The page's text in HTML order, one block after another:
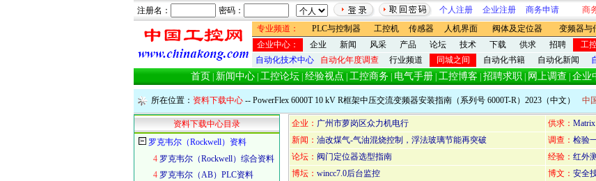
注册名： 密码： 个人注册 企业注册 商务申请 商
专业频道：
PLC与控制器 工控机 传感器 人机界面 阀体及定位器 变频器与
企业中心：
企业 新闻 风采 产品 论坛 技术 下载 供求 招聘 工
自动化技术中心
自动化年度调查 行业频道 同城之间 自动化书籍 自动化新闻
首页 新闻中心 工控论坛 经验视点 工控商务 电气手册 工控博客 招聘求职 网上调查 企业
所在位置： 资料下载中心 -- PowerFlex 6000T 10 kV R框架中压交流变频器安装指南（系列号 6000T-R）2023（中文） 中
资料下载中心目录
罗克韦尔（Rockwell）资料
4 罗克韦尔（Rockwell）综合资料
4 罗克韦尔（AB）PLC资料
企业： 广州市萝岗区众力机电行 供求：
新闻： 油改煤气-气油混烧控制，浮法玻璃节能再突破 调查： 检验
论坛： 阀门定位器选型指南 经验： 红外
博坛： wincc7.0后台监控 博文： 安全